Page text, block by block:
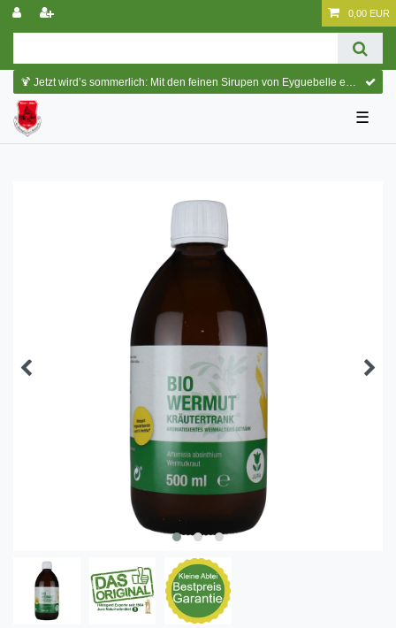
0,00 EUR
🍹 Jetzt wird’s sommerlich: Mit den feinen Sirupen von Eyguebelle entstehen erfrischende Cocktails und köstliche Sommerdrinks.
☰